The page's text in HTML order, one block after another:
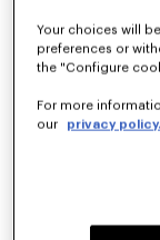
Your choices will
preferences or
the "Configure
For more
our
privacy policy.